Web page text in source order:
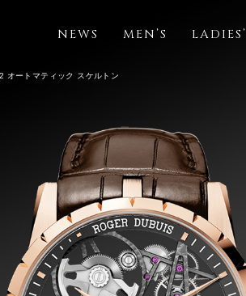
NEWS MEN’S LADIES’
オートマティック スケルトン